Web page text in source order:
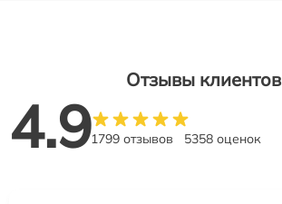
Отзывы клиентов
4.91799 отзывов 5358 оценок